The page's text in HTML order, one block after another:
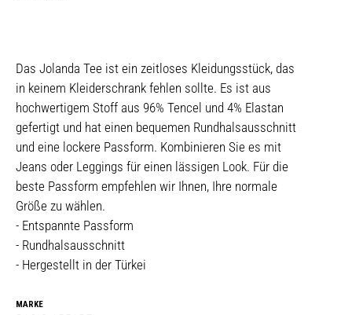
Das Jolanda Tee ist ein zeitloses Kleidungsstück, das
in keinem Kleiderschrank fehlen sollte. Es ist aus
hochwertigem Stoff aus 96% Tencel und 4% Elastan
gefertigt und hat einen bequemen Rundhalsausschnitt
und eine lockere Passform. Kombinieren Sie es mit
Jeans oder Leggings für einen lässigen Look. Für die
beste Passform empfehlen wir Ihnen, Ihre normale
Größe zu wählen.
- Entspannte Passform
- Rundhalsausschnitt
- Hergestellt in der Türkei
MARKE